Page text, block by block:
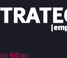
Bilbao